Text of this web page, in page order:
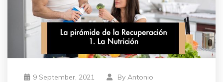
9 September, 2021 By Antonio